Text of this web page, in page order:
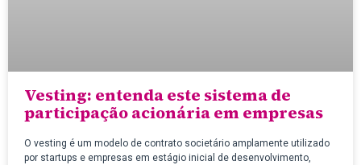
Vesting: entenda este sistema de
participação acionária em empresas
O vesting é um modelo de contrato societário amplamente utilizado
por startups e empresas em estágio inicial de desenvolvimento,